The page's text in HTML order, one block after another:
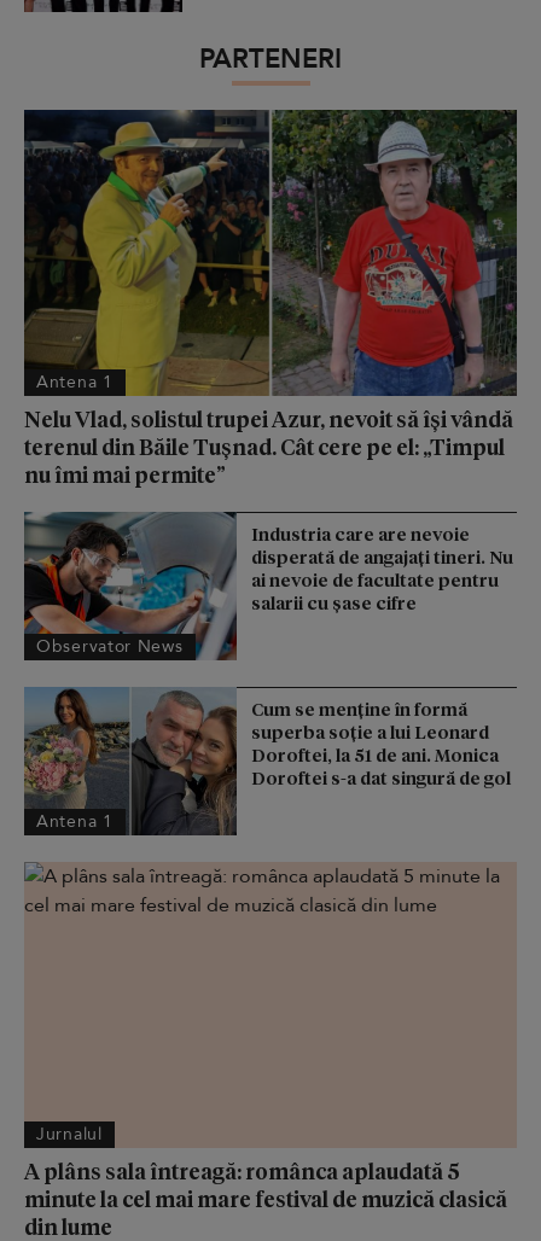
PARTENERI
Antena 1
Nelu Vlad, solistul trupei Azur, nevoit să își vândă
terenul din Băile Tușnad. Cât cere pe el: „Timpul
nu îmi mai permite”
Observator News
Industria care are nevoie
disperată de angajaţi tineri. Nu
ai nevoie de facultate pentru
salarii cu şase cifre
Antena 1
Cum se menține în formă
superba soție a lui Leonard
Doroftei, la 51 de ani. Monica
Doroftei s-a dat singură de gol
Jurnalul
A plâns sala întreagă: românca aplaudată 5
minute la cel mai mare festival de muzică clasică
din lume